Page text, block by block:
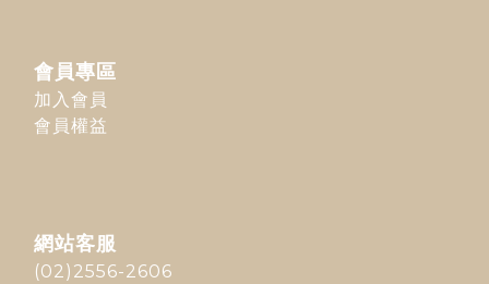
會員專區
加入會員
會員權益
網站客服
(02)2556-2606